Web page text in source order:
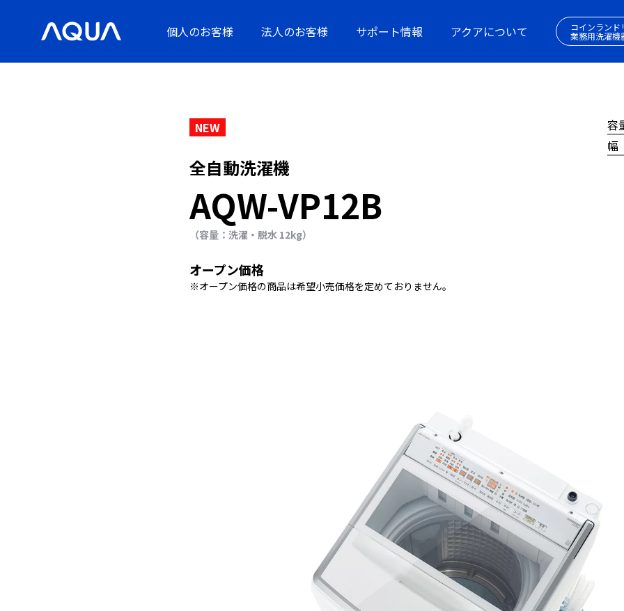
個人のお客様 法人のお客様 サポート情報 アクアについて コインランド
業務用洗濯機
NEW
全自動洗濯機
AQW-VP12B
（容量：洗濯・脱水 12kg）
オープン価格
※オープン価格の商品は希望小売価格を定めておりません。
容
幅